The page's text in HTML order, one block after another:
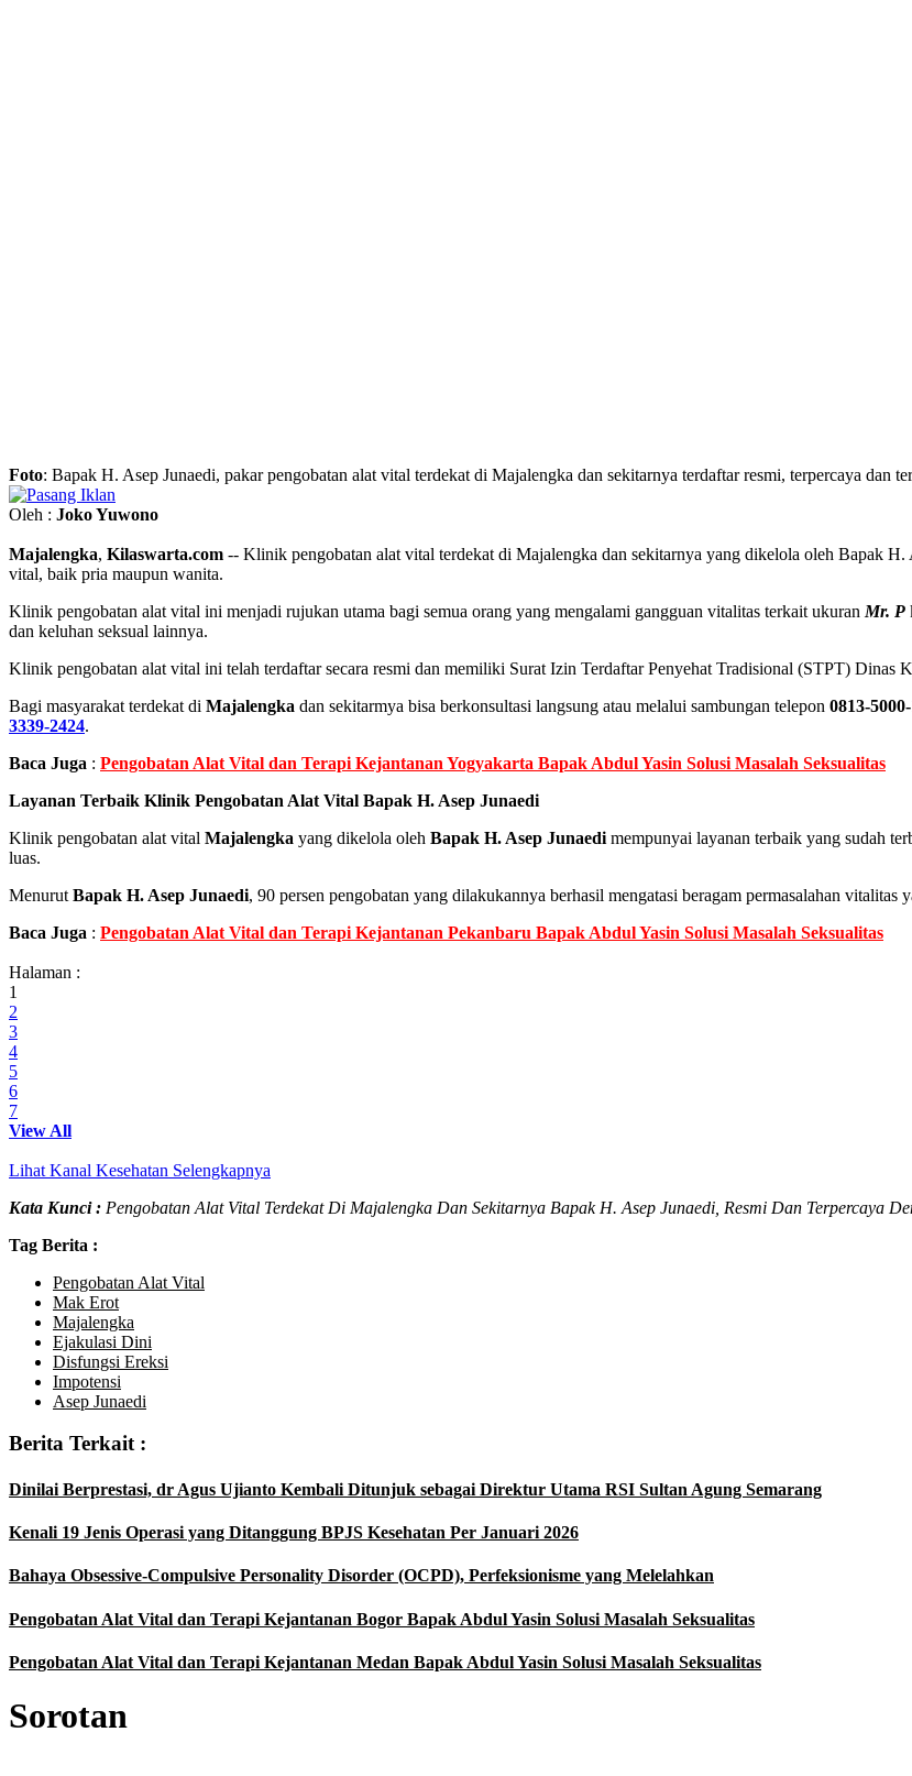
Foto: Bapak H. Asep Junaedi, pakar pengobatan alat vital terdekat di Majalengka dan sekitarnya terdaftar resmi, terpercaya dan
Oleh : Joko Yuwono
Majalengka, Kilaswarta.com -- Klinik pengobatan alat vital terdekat di Majalengka dan sekitarnya yang dikelola oleh Bapak
vital, baik pria maupun wanita.
Klinik pengobatan alat vital ini menjadi rujukan utama bagi semua orang yang mengalami gangguan vitalitas terkait ukuran Mr. P
dan keluhan seksual lainnya.
Klinik pengobatan alat vital ini telah terdaftar secara resmi dan memiliki Surat Izin Terdaftar Penyehat Tradisional (STPT)
Bagi masyarakat terdekat di Majalengka dan sekitarmya bisa berkonsultasi langsung atau melalui sambungan telepon 0813-
3339-2424.
Baca Juga : Pengobatan Alat Vital dan Terapi Kejantanan Yogyakarta Bapak Abdul Yasin Solusi Masalah Seksualitas
Layanan Terbaik Klinik Pengobatan Alat Vital Bapak H. Asep Junaedi
Klinik pengobatan alat vital Majalengka yang dikelola oleh Bapak H. Asep Junaedi mempunyai layanan terbaik yang sudah
luas.
Menurut Bapak H. Asep Junaedi, 90 persen pengobatan yang dilakukannya berhasil mengatasi beragam permasalahan vitalitas
Baca Juga : Pengobatan Alat Vital dan Terapi Kejantanan Pekanbaru Bapak Abdul Yasin Solusi Masalah Seksualitas
Halaman :
1
2
3
4
5
6
7
View All
Lihat Kanal Kesehatan Selengkapnya
Kata Kunci : Pengobatan Alat Vital Terdekat Di Majalengka Dan Sekitarnya Bapak H. Asep Junaedi, Resmi Dan Terpercaya
Tag Berita :
Pengobatan Alat Vital
Mak Erot
Majalengka
Ejakulasi Dini
Disfungsi Ereksi
Impotensi
Asep Junaedi
Berita Terkait :
Dinilai Berprestasi, dr Agus Ujianto Kembali Ditunjuk sebagai Direktur Utama RSI Sultan Agung Semarang
Kenali 19 Jenis Operasi yang Ditanggung BPJS Kesehatan Per Januari 2026
Bahaya Obsessive-Compulsive Personality Disorder (OCPD), Perfeksionisme yang Melelahkan
Pengobatan Alat Vital dan Terapi Kejantanan Bogor Bapak Abdul Yasin Solusi Masalah Seksualitas
Pengobatan Alat Vital dan Terapi Kejantanan Medan Bapak Abdul Yasin Solusi Masalah Seksualitas
Sorotan